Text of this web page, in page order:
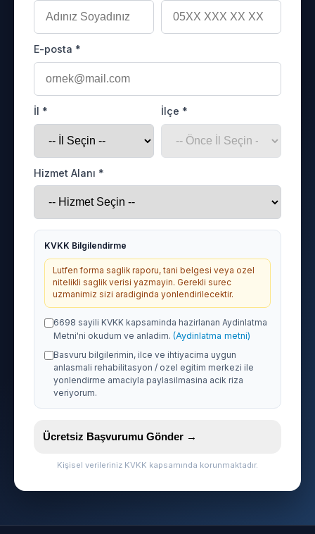
E-posta *
İl * İlçe *
Hizmet Alanı *
KVKK Bilgilendirme
Lutfen forma saglik raporu, tani belgesi veya ozel
nitelikli saglik verisi yazmayin. Gerekli surec
uzmanimiz sizi aradiginda yonlendirilecektir.
6698 sayili KVKK kapsaminda hazirlanan Aydinlatma
Metni'ni okudum ve anladim. (Aydinlatma metni)
Basvuru bilgilerimin, ilce ve ihtiyacima uygun
anlasmali rehabilitasyon / ozel egitim merkezi ile
yonlendirme amaciyla paylasilmasina acik riza
veriyorum.
Ücretsiz Başvurumu Gönder →
Kişisel verileriniz KVKK kapsamında korunmaktadır.